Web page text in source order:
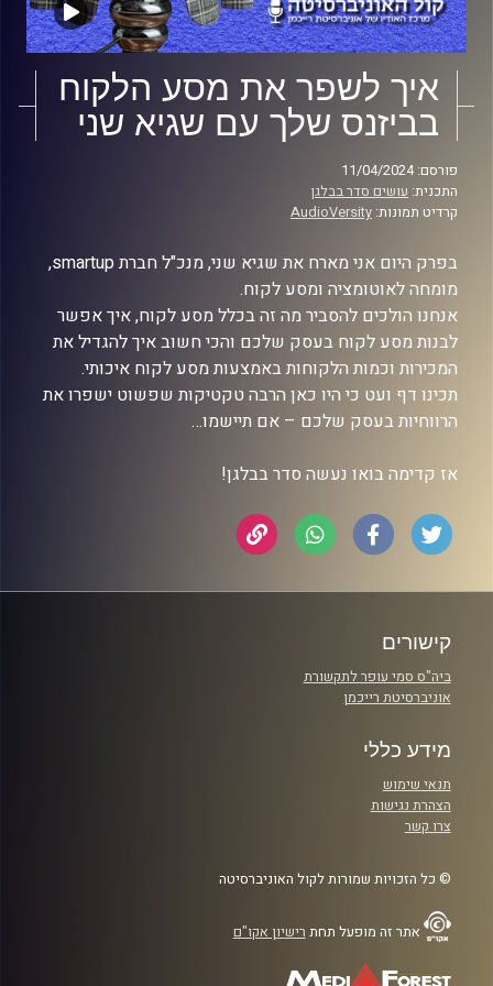
איך לשפר את מסע הלקוח
בביזנס שלך עם שגיא שני
פורסם: 11/04/2024
התכנית: עושים סדר בבלגן
קרדיט תמונות: AudioVersity
בפרק היום אני מארח את שגיא שני, מנכ"ל חברת smartup,
מומחה לאוטומציה ומסע לקוח.
אנחנו הולכים להסביר מה זה בכלל מסע לקוח, איך אפשר
לבנות מסע לקוח בעסק שלכם והכי חשוב איך להגדיל את
המכירות וכמות הלקוחות באמצעות מסע לקוח איכותי.
תכינו דף ועט כי היו כאן הרבה טקטיקות שפשוט ישפרו את
הרווחיות בעסק שלכם – אם תיישמו…
אז קדימה בואו נעשה סדר בבלגן!
קישורים
ביה"ס סמי עופר לתקשורת
אוניברסיטת רייכמן
מידע כללי
תנאי שימוש
הצהרת נגישות
צרו קשר
© כל הזכויות שמורות לקול האוניברסיטה
אתר זה מופעל תחת רישיון אקו"ם